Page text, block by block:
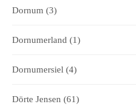
Dornum (3)
Dornumerland (1)
Dornumersiel (4)
Dörte Jensen (61)